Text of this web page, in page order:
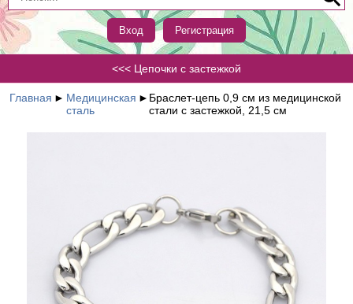
Вход Регистрация
<<< Цепочки с застежкой
Главная ► Медицинская
сталь
► Браслет-цепь 0,9 см из медицинской
стали с застежкой, 21,5 см